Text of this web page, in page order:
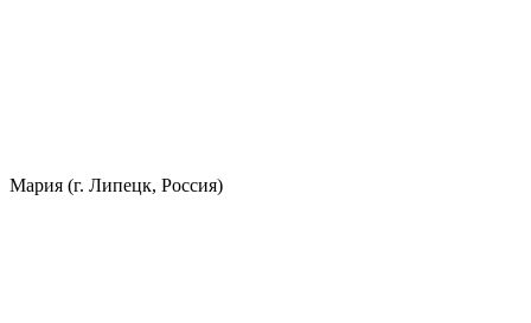
Мария (г. Липецк, Россия)